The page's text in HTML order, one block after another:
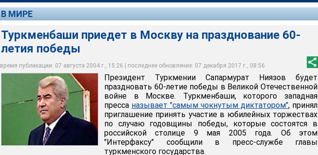
В МИРЕ
Туркменбаши приедет в Москву на празднование 60-
летия победы
время публикации: 07 августа 2004 г., 15:26 | последнее обновление: 07 декабря 2017 г., 08:56
Туркменбаши приедет в Москву на празднование 60-летия победы
Архив NEWSru.com
Президент Туркмении Сапармурат Ниязов будет
праздновать 60-летие победы в Великой Отечественной
войне в Москве. Туркменбаши, которого западная
пресса называет "самым чокнутым диктатором", принял
приглашение принять участие в юбилейных торжествах
по случаю годовщины победы, которые состоятся в
российской столице 9 мая 2005 года. Об этом
"Интерфаксу" сообщили в пресс-службе главы
туркменского государства.